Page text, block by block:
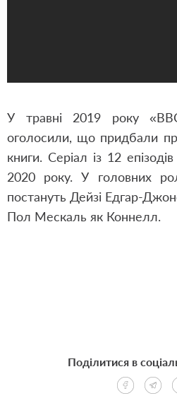
У травні 2019 року
оголосили, що придбали
книги. Серіал із 12
2020 року. У головних
постануть Дейзі Едгар-
Пол Мескаль як Коннелл.
Поділитися в